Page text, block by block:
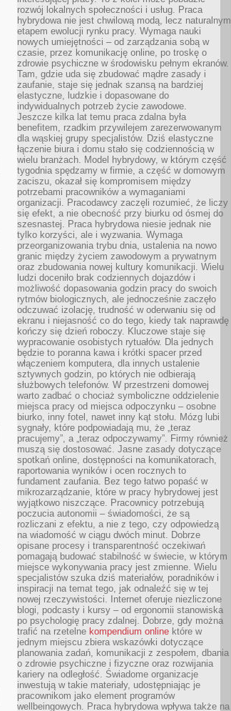
rozwój lokalnych społeczności i usług. Praca
hybrydowa nie jest chwilową modą, lecz naturalnym
etapem ewolucji rynku pracy. Wymaga nauki
nowych umiejętności – od zarządzania sobą w
czasie, przez komunikację online, po troskę o
zdrowie psychiczne w środowisku pełnym ekranów.
Tam, gdzie uda się zbudować mądre zasady i
zaufanie, staje się jednak szansą na bardziej
elastyczne, ludzkie i dopasowane do
indywidualnych potrzeb życie zawodowe.
Jeszcze kilka lat temu praca zdalna była
benefitem, rzadkim przywilejem zarezerwowanym
dla wąskiej grupy specjalistów. Dziś elastyczne
łączenie biura i domu stało się codziennością w
wielu branżach. Model hybrydowy, w którym część
tygodnia spędzamy w firmie, a część w domowym
zaciszu, okazał się kompromisem między
potrzebami pracowników a wymaganiami
organizacji. Pracodawcy zaczęli rozumieć, że liczy
się efekt, a nie obecność przy biurku od ósmej do
szesnastej. Praca hybrydowa niesie jednak nie
tylko korzyści, ale i wyzwania. Wymaga
przeorganizowania trybu dnia, ustalenia na nowo
granic między życiem zawodowym a prywatnym
oraz zbudowania nowej kultury komunikacji. Wielu
ludzi doceniło brak codziennych dojazdów i
możliwość dopasowania godzin pracy do swoich
rytmów biologicznych, ale jednocześnie zaczęło
odczuwać izolację, trudność w oderwaniu się od
ekranu i niejasność co do tego, kiedy tak naprawdę
kończy się dzień roboczy. Kluczowe staje się
wypracowanie osobistych rytuałów. Dla jednych
będzie to poranna kawa i krótki spacer przed
włączeniem komputera, dla innych ustalenie
sztywnych godzin, po których nie odbierają
służbowych telefonów. W przestrzeni domowej
warto zadbać o chociaż symboliczne oddzielenie
miejsca pracy od miejsca odpoczynku – osobne
biurko, inny fotel, nawet inny kąt stołu. Mózg lubi
sygnały, które podpowiadają mu, że „teraz
pracujemy”, a „teraz odpoczywamy”. Firmy również
muszą się dostosować. Jasne zasady dotyczące
spotkań online, dostępności na komunikatorach,
raportowania wyników i ocen rocznych to
fundament zaufania. Bez tego łatwo popaść w
mikrozarządzanie, które w pracy hybrydowej jest
wyjątkowo niszczące. Pracownicy potrzebują
poczucia autonomii – świadomości, że są
rozliczani z efektu, a nie z tego, czy odpowiedzą
na wiadomość w ciągu dwóch minut. Dobrze
opisane procesy i transparentność oczekiwań
pomagają budować stabilność w świecie, w którym
miejsce wykonywania pracy jest zmienne. Wielu
specjalistów szuka dziś materiałów, poradników i
inspiracji na temat tego, jak odnaleźć się w tej
nowej rzeczywistości. Internet oferuje niezliczone
blogi, podcasty i kursy – od ergonomii stanowiska
po psychologię pracy zdalnej. Dobrze, gdy można
trafić na rzetelne kompendium online które w
jednym miejscu zbiera wskazówki dotyczące
planowania zadań, komunikacji z zespołem, dbania
o zdrowie psychiczne i fizyczne oraz rozwijania
kariery na odległość. Świadome organizacje
inwestują w takie materiały, udostępniając je
pracownikom jako element programów
wellbeingowych. Praca hybrydowa wpływa także na